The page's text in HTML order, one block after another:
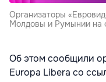
Организаторы
Молдовы и Румынии на
Об этом сообщили
Europa Libera со